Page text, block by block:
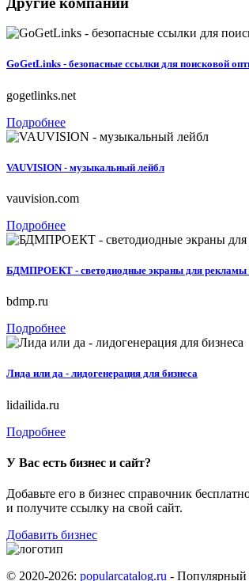
GoGetLinks - безопасные ссылки для поисковой
gogetlinks.net
Подробнее
VAUVISION - музыкальный лейбл
vauvision.com
Подробнее
БДМПРОЕКТ - светодиодные экраны для рекламы
bdmp.ru
Подробнее
Лида или да - лидогенерация для бизнеса
lidailida.ru
Подробнее
У Вас есть бизнес и сайт?
Добавьте его в бизнес справочник
и получите ссылку на свой сайт.
Добавить бизнес
© 2020-2026: popularcatalog.ru - Популярный